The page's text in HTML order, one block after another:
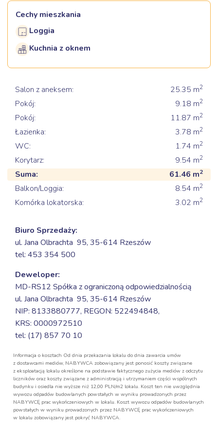
Cechy mieszkania
Loggia
Kuchnia z oknem
Salon z aneksem: 25.35 m2
Pokój: 9.18 m2
Pokój: 11.87 m2
Łazienka: 3.78 m2
WC: 1.74 m2
Korytarz: 9.54 m2
Suma: 61.46 m2
Balkon/Loggia: 8.54 m2
Komórka lokatorska: 3.02 m2
Biuro Sprzedaży:
ul. Jana Olbrachta 95, 35-614 Rzeszów
tel: 453 354 500
Deweloper:
MD-RS12 Spółka z ograniczoną odpowiedzialnością
ul. Jana Olbrachta 95, 35-614 Rzeszów
NIP: 8133880777, REGON: 522494848,
KRS: 0000972510
tel: (17) 857 70 10
Informacja o kosztach Od dnia przekazania lokalu do dnia zawarcia umów
z dostawcami mediów, NABYWCA zobowiązany jest ponosić koszty związane
z eksploatacją lokalu określone na podstawie faktycznego zużycia mediów z odczytu
liczników oraz koszty związane z administracją i utrzymaniem części wspólnych
budynku i osiedla nie wyższe niż 12,00 PLN/m2 lokalu. Koszt ten nie uwzględnia
wywozu odpadów budowlanych powstałych w wyniku prowadzonych przez
NABYWCĘ prac wykończeniowych w lokalu. Koszt wywozu odpadów budowlanych
powstałych w wyniku prowadzonych przez NABYWCĘ prac wykończeniowych
w lokalu zobowiązany jest pokryć NABYWCA.